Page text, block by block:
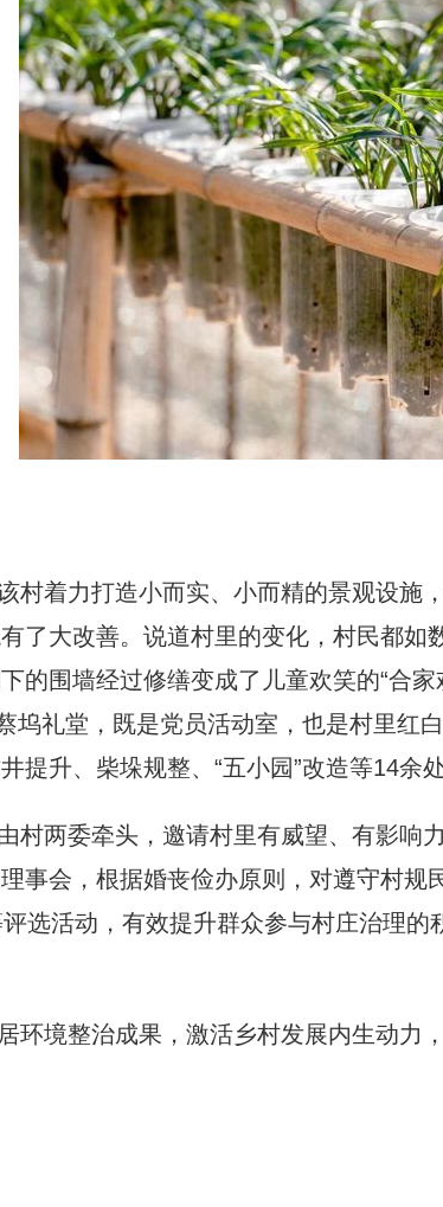
村着力打造小而实、小而精的景观设施
了大改善。说道村里的变化，村民都
的围墙经过修缮变成了儿童欢笑的“合
坞礼堂，既是党员活动室，也是村里
提升、柴垛规整、“五小园”改造等14余
村两委牵头，邀请村里有威望、有影响
事会，根据婚丧俭办原则，对遵守村
评选活动，有效提升群众参与村庄治理
环境整治成果，激活乡村发展内生动力